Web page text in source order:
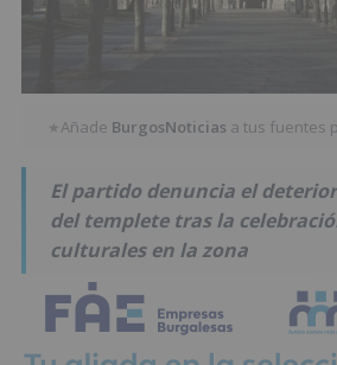
★Añade BurgosNoticias a tus fuentes
El partido denuncia el
del templete tras la
culturales en la zona